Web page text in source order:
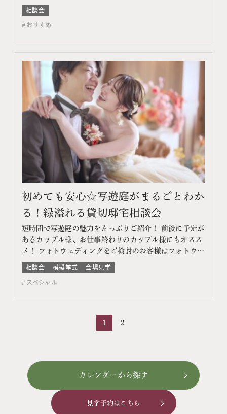
様はフォトウェディング相談会へ このフェアに含まれる
コンテンツ フェア特典 特典内容 WEBサイトよりフェア
予約をしていただき、ご来館いただいた方限定でエンゲ
相談会
おすすめ
初めても安心☆写遊庭がまるごとわか
る！緑溢れる貸切邸宅相談会
短時間で写遊庭の魅力をたっぷりご紹介！ 前後に予定が
あるカップル様、お仕事終わりのカップル様にもオスス
メ！ フォトウェディングをご検討のお客様はフォトウェ
ディング相談会よりご予約ください このフェアに含まれ
るコンテンツ フェア特典 特典内容 WEBサイトよりフェ
ア予約をしていただき、ご来館いただいた方限定でエン
相談会 模擬挙式
会場見学
スペシャル
1 2
カレンダーから探す
見学予約はこちら